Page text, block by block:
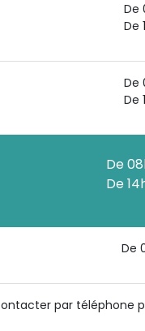
De
De
De
De
De
De
De
par téléphone